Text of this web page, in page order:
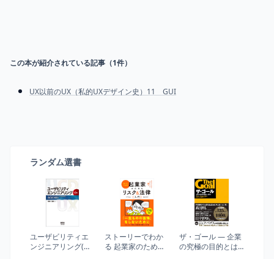
この本が紹介されている記事（1件）
UX以前のUX（私的UXデザイン史）11 GUI
ランダム選書
ユーザビリティエ
ンジニアリング(第
ストーリーでわか
る 起業家のための
ザ・ゴール ― 企業
の究極の目的とは